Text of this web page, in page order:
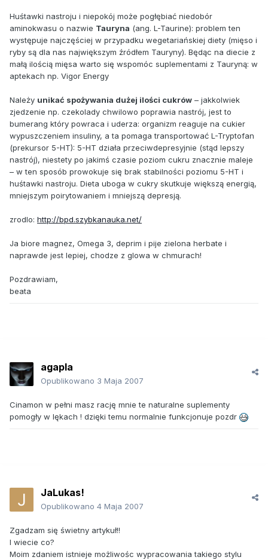
Huśtawki nastroju i niepokój może pogłębiać niedobór
aminokwasu o nazwie Tauryna (ang. L-Taurine): problem ten
występuje najczęściej w przypadku wegetariańskiej diety (mięso i
ryby są dla nas największym źródłem Tauryny). Będąc na diecie z
małą ilością mięsa warto się wspomóc suplementami z Tauryną: w
aptekach np. Vigor Energy
Należy unikać spożywania dużej ilości cukrów – jakkolwiek
zjedzenie np. czekolady chwilowo poprawia nastrój, jest to
bumerang który powraca i uderza: organizm reaguje na cukier
wypuszczeniem insuliny, a ta pomaga transportować L-Tryptofan
(prekursor 5-HT): 5-HT działa przeciwdepresyjnie (stąd lepszy
nastrój), niestety po jakimś czasie poziom cukru znacznie maleje
– w ten sposób prowokuje się brak stabilności poziomu 5-HT i
huśtawki nastroju. Dieta uboga w cukry skutkuje większą energią,
mniejszym poirytowaniem i mniejszą depresją.
zrodlo: http://bpd.szybkanauka.net/
Ja biore magnez, Omega 3, deprim i pije zielona herbate i
naprawde jest lepiej, chodze z glowa w chmurach!
Pozdrawiam,
beata
agapla
Opublikowano 3 Maja 2007
Cinamon w pełni masz rację mnie te naturalne suplementy
pomogły w lękach ! dzięki temu normalnie funkcjonuje pozdr
JaLukas!
Opublikowano 4 Maja 2007
Zgadzam się świetny artykuł!!
I wiecie co?
Moim zdaniem istnieje możliwośc wypracowania takiego stylu